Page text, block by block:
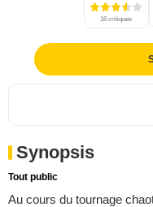
16 critiques
Synopsis
Tout public
Au cours du tournage